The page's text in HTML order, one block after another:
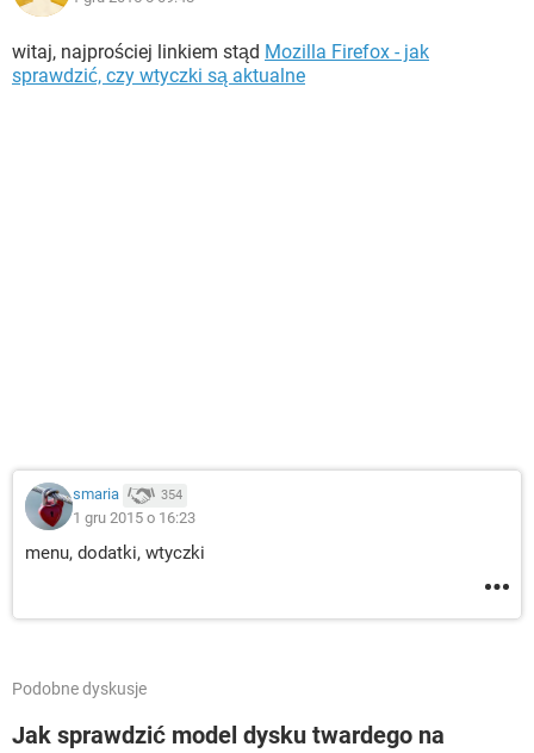
witaj, najprościej linkiem stąd Mozilla Firefox - jak
sprawdzić, czy wtyczki są aktualne
smaria 354
1 gru 2015 o 16:23
menu, dodatki, wtyczki
Podobne dyskusje
Jak sprawdzić model dysku twardego na